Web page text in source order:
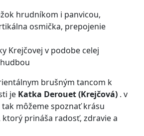
hrudníkom i panvicou,
osmička, prepojenie
Krejčovej v podobe celej
brušným tancom k
je Katka Derouet (Krejčová) . v
môžeme spoznať krásu
prináša radosť, zdravie a